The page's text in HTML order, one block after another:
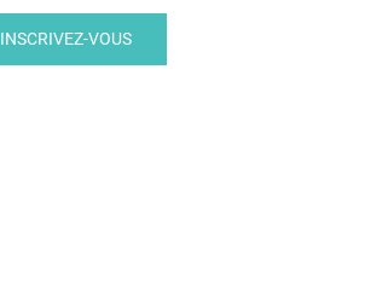
INSCRIVEZ-VOUS